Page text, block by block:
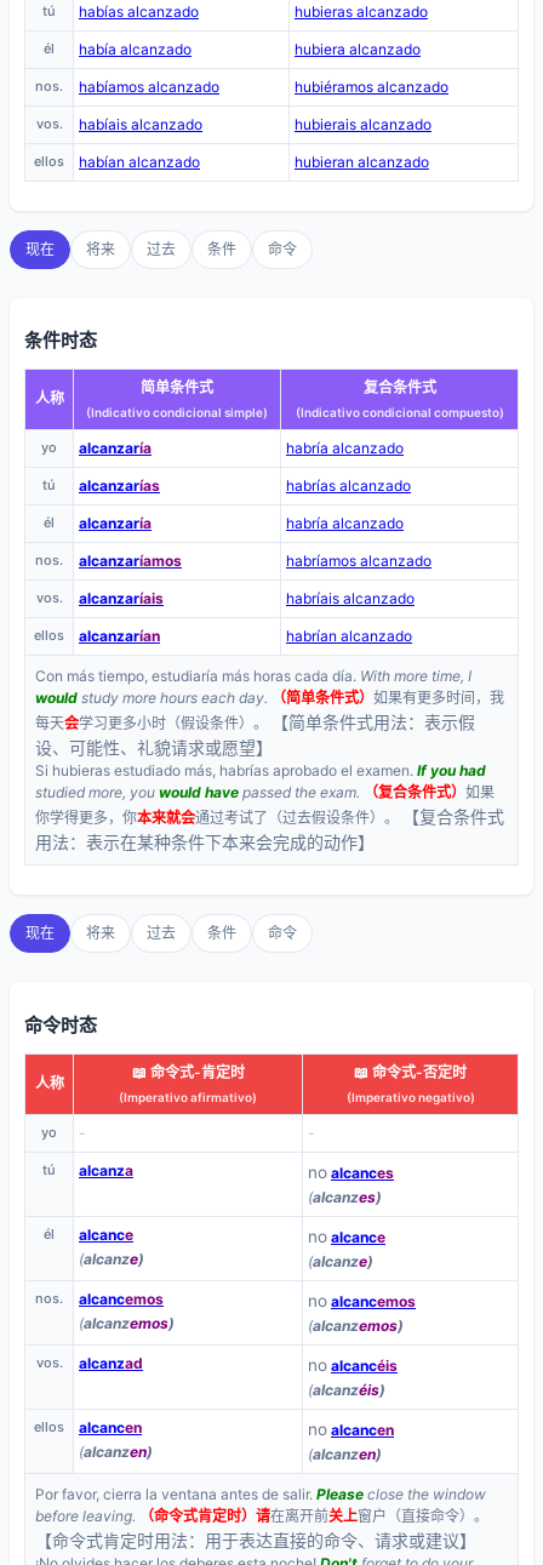
tú habías alcanzado hubieras alcanzado
él había alcanzado hubiera alcanzado
nos. habíamos alcanzado hubiéramos alcanzado
vos. habíais alcanzado hubierais alcanzado
ellos habían alcanzado hubieran alcanzado
现在 将来 过去 条件 命令
条件时态
人称
简单条件式
(Indicativo condicional simple)
复合条件式
(Indicativo condicional compuesto)
yo alcanzaría habría alcanzado
tú alcanzarías habrías alcanzado
él alcanzaría habría alcanzado
nos. alcanzaríamos habríamos alcanzado
vos. alcanzaríais habríais alcanzado
ellos alcanzarían habrían alcanzado
Con más tiempo, estudiaría más horas cada día. With more time, I
would study more hours each day. （简单条件式） 如果有更多时间，我
每天会学习更多小时（假设条件）。
【简单条件式用法：表示假
设、可能性、礼貌请求或愿望】
Si hubieras estudiado más, habrías aprobado el examen. If you had
studied more, you would have passed the exam. （复合条件式） 如果
你学得更多，你本来就会通过考试了（过去假设条件）。
【复合条件式
用法：表示在某种条件下本来会完成的动作】
现在 将来 过去 条件 命令
命令时态
人称
📖 命令式-肯定时
(Imperativo afirmativo)
📖 命令式-否定时
(Imperativo negativo)
yo - -
tú alcanza no alcances
(alcanzes)
él alcance
(alcanze)
no alcance
(alcanze)
nos. alcancemos
(alcanzemos)
no alcancemos
(alcanzemos)
vos. alcanzad no alcancéis
(alcanzéis)
ellos alcancen
(alcanzen)
no alcancen
(alcanzen)
Por favor, cierra la ventana antes de salir. Please close the window
before leaving.
（命令式肯定时） 请在离开前关上窗户（直接命令）。
【命令式肯定时用法：用于表达直接的命令、请求或建议】